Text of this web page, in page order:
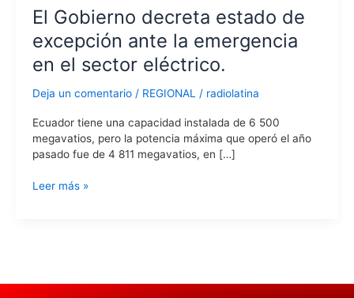
El Gobierno decreta estado de
excepción ante la emergencia
en el sector eléctrico.
Deja un comentario / REGIONAL / radiolatina
Ecuador tiene una capacidad instalada de 6 500
megavatios, pero la potencia máxima que operó el año
pasado fue de 4 811 megavatios, en […]
decreta
estado
de
excepción
ante
la
en
el
sector
Leer más »